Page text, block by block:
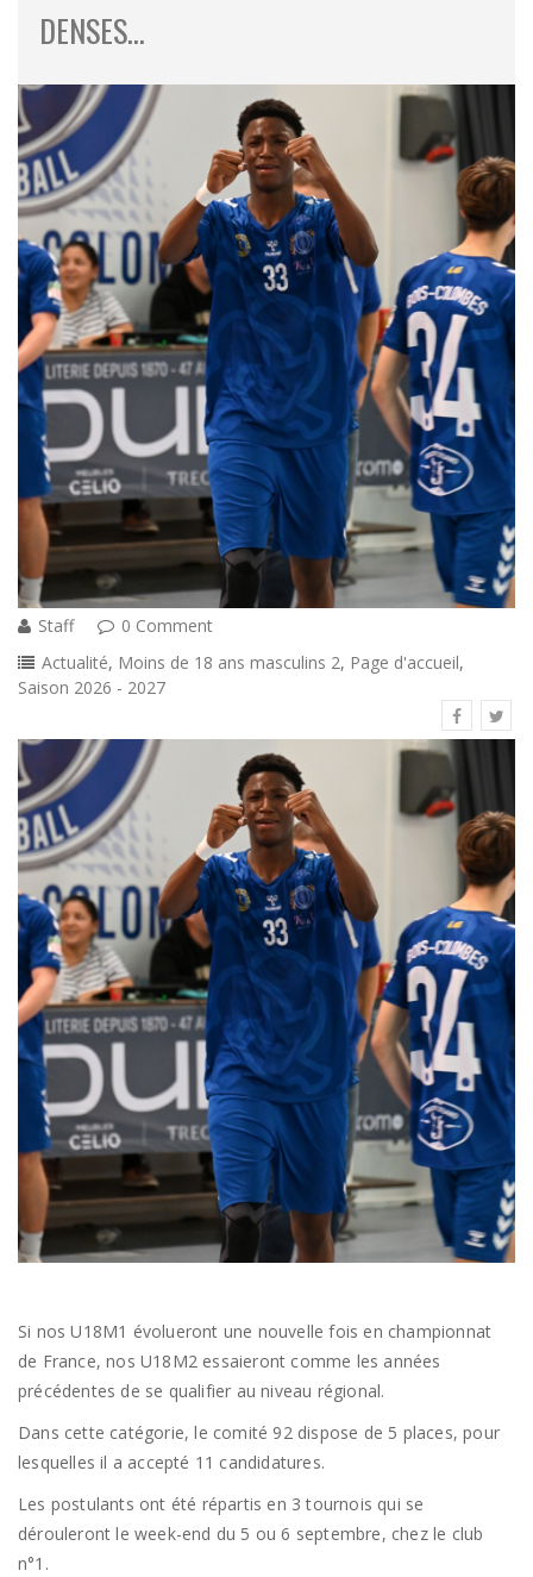
DENSES…
Staff
0 Comment
Actualité, Moins de 18 ans masculins 2, Page d'accueil,
Saison 2026 - 2027
Si nos U18M1 évolueront une nouvelle fois en championnat
de France, nos U18M2 essaieront comme les années
précédentes de se qualifier au niveau régional.
Dans cette catégorie, le comité 92 dispose de 5 places, pour
lesquelles il a accepté 11 candidatures.
Les postulants ont été répartis en 3 tournois qui se
dérouleront le week-end du 5 ou 6 septembre, chez le club
n°1.